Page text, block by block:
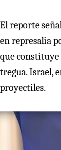
El reporte
en represalia
que constituye
tregua. Israel,
proyectiles.